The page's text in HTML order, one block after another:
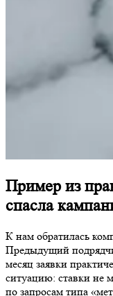
Пример из
спасла
К нам обратилась
Предыдущий
месяц заявки
ситуацию: ставки не
по запросам типа